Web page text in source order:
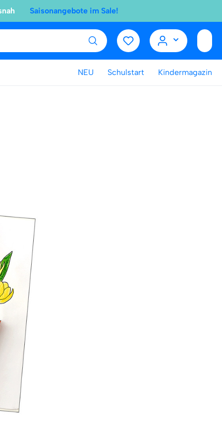
Saisonangebote im Sale!
NEU Schulstart Kindermagazin